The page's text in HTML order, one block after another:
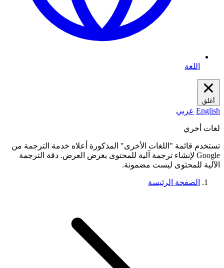
اللغة
أغلق
English عربي
لغات أخري
تستخدم قائمة "اللغات الأخرى" المذكورة أعلاه خدمة الترجمة من
Google لإنشاء ترجمة آلية للمحتوى بغرض العرض. دقة الترجمة
الآلية للمحتوى ليست مضمونة.
الصفحة الرئيسة